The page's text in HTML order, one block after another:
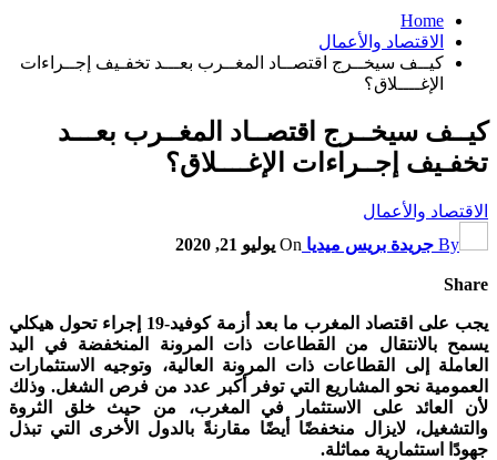
Home
الاقتصاد والأعمال
كيــف سيخــرج اقتصــاد المغــرب بعـــد تخفـيف إجــراءات
الإغــــلاق؟
كيــف سيخــرج اقتصــاد المغــرب بعـــد
تخفـيف إجــراءات الإغــــلاق؟
الاقتصاد والأعمال
By جريدة بريس ميديا On يوليو 21, 2020
Share
يجب على اقتصاد المغرب ما بعد أزمة كوفيد-19 إجراء تحول هيكلي
يسمح بالانتقال من القطاعات ذات المرونة المنخفضة في اليد
العاملة إلى القطاعات ذات المرونة العالية، وتوجيه الاستثمارات
العمومية نحو المشاريع التي توفر أكبر عدد من فرص الشغل. وذلك
لأن العائد على الاستثمار في المغرب، من حيث خلق الثروة
والتشغيل، لايزال منخفضًا أيضًا مقارنةً بالدول الأخرى التي تبذل
جهودًا استثمارية مماثلة.